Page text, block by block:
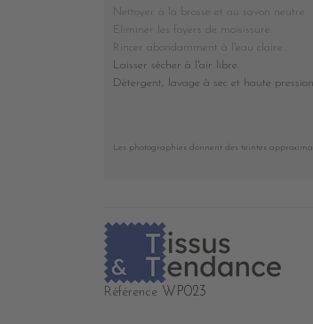
Nettoyer à la brosse et au savon neutre.
Eliminer les foyers de moisissure.
Rincer abondamment à l'eau claire.
Laisser sécher à l'air libre.
Détergent, lavage à sec et haute
Les photographies donnent des teintes
Référence WP023